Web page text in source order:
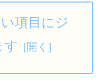
項目にジ
す